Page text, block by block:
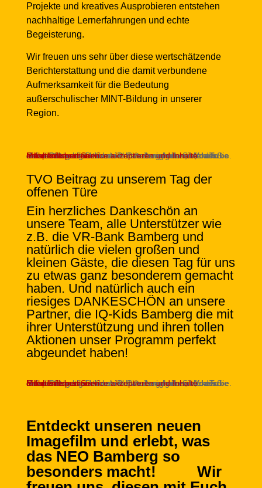
Projekte und kreatives Ausprobieren entstehen
nachhaltige Lernerfahrungen und echte
Begeisterung.
Wir freuen uns sehr über diese wertschätzende
Berichterstattung und die damit verbundene
Aufmerksamkeit für die Bedeutung
außerschulischer MINT-Bildung in unserer
Region.
Sie sehen gerade einen Platzhalterinhalt vonYouTube
. Um auf den eigentlichen Inhalt zuzugreifen, klicken Sie auf die Schaltfläche unten. Bitte beachten Sie, dass dabei Daten an Drittanbieter weitergegeben werden.
Mehr Informationen
Inhalt entsperren
Erforderlichen Service akzeptieren und Inhalte entsperren
TVO Beitrag zu unserem Tag der
offenen Türe
Ein herzliches Dankeschön an
unsere Team, alle Unterstützer wie
z.B. die VR-Bank Bamberg und
natürlich die vielen großen und
kleinen Gäste, die diesen Tag für uns
zu etwas ganz besonderem gemacht
haben. Und natürlich auch ein
riesiges DANKESCHÖN an unsere
Partner, die IQ-Kids Bamberg die mit
ihrer Unterstützung und ihren tollen
Aktionen unser Programm perfekt
abgeundet haben!
Sie sehen gerade einen Platzhalterinhalt vonYouTube
. Um auf den eigentlichen Inhalt zuzugreifen, klicken Sie auf die Schaltfläche unten. Bitte beachten Sie, dass dabei Daten an Drittanbieter weitergegeben werden.
Mehr Informationen
Inhalt entsperren
Erforderlichen Service akzeptieren und Inhalte entsperren
Entdeckt unseren neuen
Imagefilm und erlebt, was
das NEO Bamberg so
besonders macht! Wir